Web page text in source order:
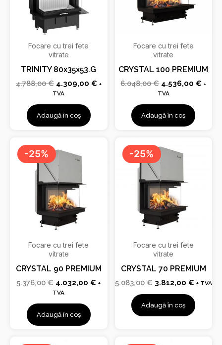
Focare cu trei fete
vitrate
TRINITY 80x35x53.G
4.788,00€ 4.309,00 € +
TVA
Adaugă în coș
Focare cu trei fete
vitrate
CRYSTAL 100 PREMIUM
6.048,00€ 4.536,00€ +
TVA
Adaugă în coș
-25%
Focare cu trei fete
vitrate
CRYSTAL 90 PREMIUM
5.376,00€
inițial
a
5.376,00 €.
4.032,00€ +
TVA
Adaugă în coș
-25%
Focare cu trei fete
vitrate
CRYSTAL 70 PREMIUM
5.083,00€
inițial
a
fost:
5.083,00 €.
3.812,00 € + TVA
Adaugă în coș